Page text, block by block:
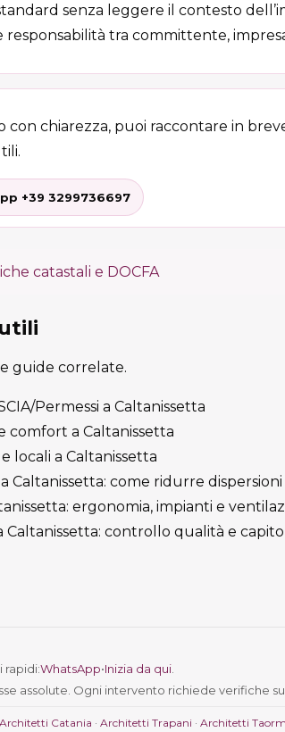
senza leggere il contesto
tra committente,
con chiarezza, puoi raccontare in
+39 3299736697
catastali e DOCFA
guide correlate.
Permessi a Caltanissetta
comfort a Caltanissetta
locali a Caltanissetta
Caltanissetta: come ridurre
ergonomia, impianti e
Caltanissetta: controllo qualità e
WhatsApp•Inizia da qui
assolute. Ogni intervento richiede verifiche
Architetti Catania · Architetti Trapani · Architetti